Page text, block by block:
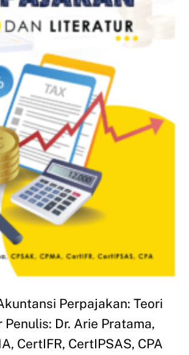
Perpajakan: Teori
Dr. Arie Pratama,
CertIFR, CertIPSAS, CPA